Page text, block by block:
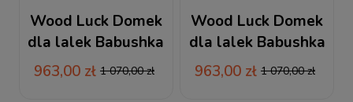
Wood Luck Domek
dla lalek Babushka
oliwka
963,00 zł 1 070,00 zł
Wood Luck Domek
dla lalek Babushka
różowy
963,00 zł 1 070,00 zł